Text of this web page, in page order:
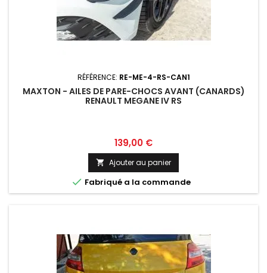
RÉFÉRENCE: RE-ME-4-RS-CAN1
MAXTON - AILES DE PARE-CHOCS AVANT (CANARDS)
RENAULT MEGANE IV RS
Prix
139,00 €
 Ajouter au panier
 Fabriqué a la commande